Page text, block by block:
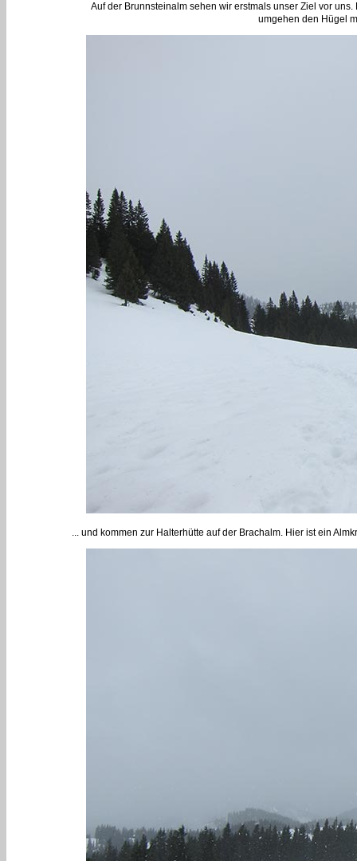
Auf der Brunnsteinalm sehen wir erstmals unser Ziel vor
umgehen den Hügel
... und kommen zur Halterhütte auf der Brachalm. Hier ist ein